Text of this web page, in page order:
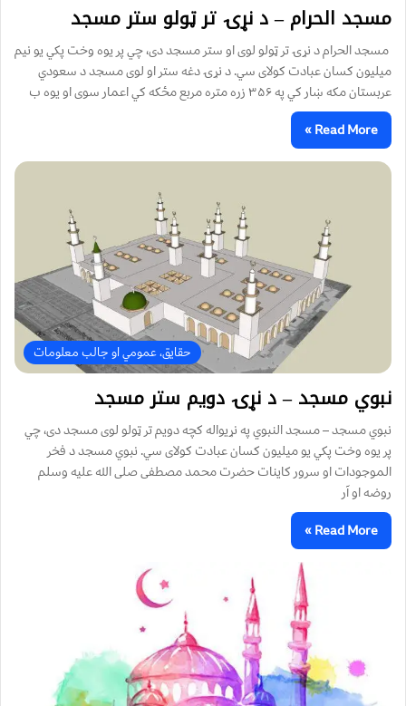
مسجد الحرام – د نړۍ تر ټولو ستر مسجد
مسجد الحرام د نړۍ تر ټولو لوی او ستر مسجد دی، چي پر يوه وخت پکي يو نيم
ميليون کسان عبادت کولای سي. د نړۍ دغه ستر او لوی مسجد د سعودي
عربستان مکه ښار کي په ۳۵۶ زره متره مربع مځکه کي اعمار سوی او يوه ب
Read More »
حقایق، عمومي او جالب معلومات
نبوي مسجد – د نړۍ دویم ستر مسجد
نبوي مسجد – مسجد النبوي په نړيواله کچه دويم تر ټولو لوی مسجد دی، چي
پر يوه وخت پکي يو ميليون کسان عبادت کولای سي. نبوي مسجد د فخر
الموجودات او سرور کاينات حضرت محمد مصطفی صلی الله عليه وسلم
روضه او آر
Read More »